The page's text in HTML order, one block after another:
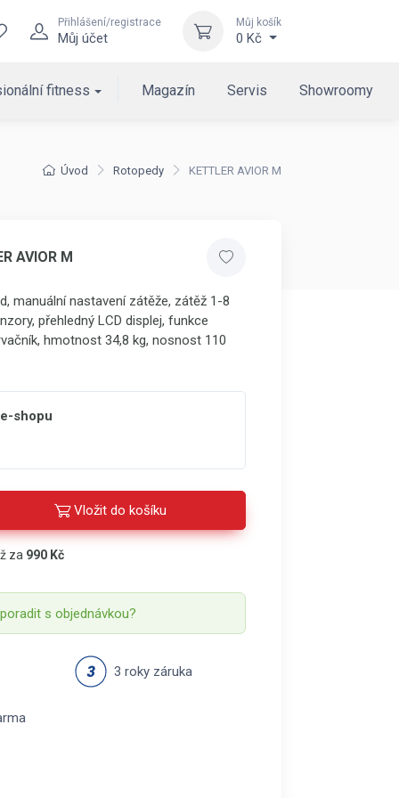
Přihlášení/registrace
Můj účet
Můj košík
0 Kč
fitness Magazín Servis Showroomy
Úvod Rotopedy KETTLER AVIOR M
AVIOR M
manuální nastavení zátěže, zátěž 1-8
přehledný LCD displej, funkce
hmotnost 34,8 kg, nosnost 110
shopu
Vložit do košíku
za 990 Kč
s objednávkou?
3 roky záruka